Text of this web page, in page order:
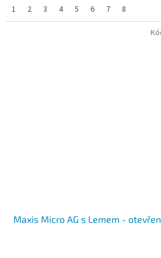
1 2 3 4 5 6 7 8
Maxis Micro AG s Lemem -